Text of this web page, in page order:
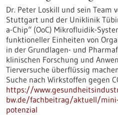
Dr. Peter Loskill und sein
Stuttgart und der Uniklinik
a-Chip“ (OoC) Mikrofluidik-
funktioneller Einheiten von
in der Grundlagen- und
klinischen Forschung und
Tierversuche überflüssig
Suche nach Wirkstoffen gegen
https://
bw.de/fachbeitrag/aktuell/
potenzial